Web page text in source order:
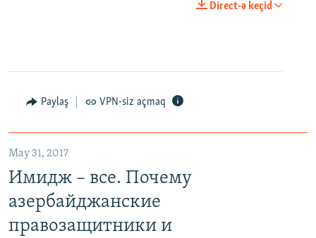
Direct-ə keçid
Paylaş VPN-siz açmaq
May 31, 2017
Имидж – все. Почему
азербайджанские
правозащитники и